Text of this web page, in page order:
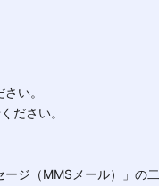
い。
ださい。
ジ（MMSメール）」の二